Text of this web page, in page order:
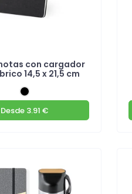
con cargador
14,5 x 21,5 cm
Desde 3.91 €